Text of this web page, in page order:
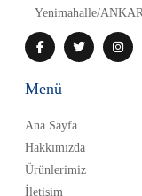
Yenimahalle/
Menü
Ana Sayfa
Hakkımızda
Ürünlerimiz
İletişim